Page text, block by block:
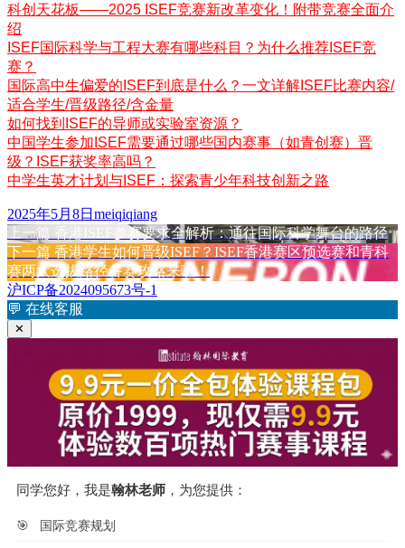
科创天花板——2025 ISEF竞赛新改革变化！附带竞赛全面介
绍
ISEF国际科学与工程大赛有哪些科目？为什么推荐ISEF竞
赛？
国际高中生偏爱的ISEF到底是什么？一文详解ISEF比赛内容/
适合学生/晋级路径/含金量
如何找到ISEF的导师或实验室资源？
中国学生参加ISEF需要通过哪些国内赛事（如青创赛）晋
级？ISEF获奖率高吗？
中学生英才计划与ISEF：探索青少年科技创新之路
发
布
于
2025年5月8日 作
者
meiqiqiang
文
章
导
航
上一篇 上
篇
文
章：
香港ISEF参赛要求全解析：通往国际科学舞台的路径
下一篇 下
篇
文
章：
香港学生如何晋级ISEF？ISEF香港赛区预选赛和青科
赛两大选拔路径备赛攻略来啦！
沪ICP备2024095673号-1
💬 在线客服
✕
同学您好，我是翰林老师 ，为您提供：
🎯 国际竞赛规划